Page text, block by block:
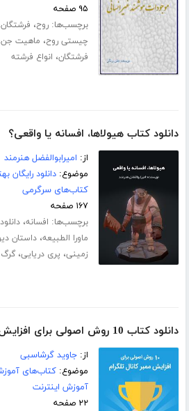
۹۵ صفحه
برچسب‌ها:روح، فرشتگان
چیستی روح، ماهیت جن
فرشتگان، انواع فرشته
دانلود کتاب هیولاها، افسانه یا واقعی؟
از: امیرابوالفضل هنرمند
موضوع:دانلود رایگان
کتاب‌های سرگرمی
۱۶۷ صفحه
برچسب‌ها: افسانه،
ماورا الطبیعه،داستان
زمینی، پری دریایی،گرگ
دانلود کتاب 10 روش اصولی برای افزایش ممبر کانال تلگرام‎
از:جاوید گرشاسبی
موضوع:کتاب‌های
آموزش اینترنت
۲۲ صفحه